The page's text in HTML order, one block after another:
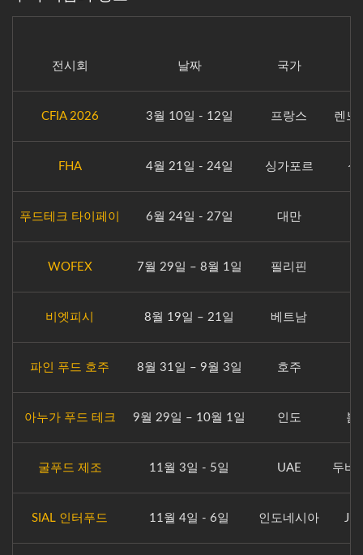
전시회 날짜 국가
CFIA 2026 3월 10일 - 12일 프랑스 렌느
FHA 4월 21일 - 24일 싱가포르 싱
푸드테크 타이페이 6월 24일 - 27일 대만
WOFEX 7월 29일 – 8월 1일 필리핀
비엣피시 8월 19일 – 21일 베트남
파인 푸드 호주 8월 31일 – 9월 3일 호주
아누가 푸드 테크 9월 29일 – 10월 1일 인도 봄
굴푸드 제조 11월 3일 - 5일 UAE 두바
SIAL 인터푸드 11월 4일 - 6일 인도네시아